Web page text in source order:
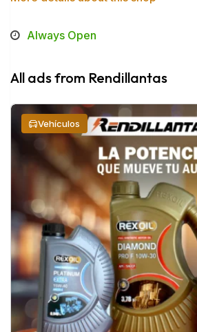
Always Open
All ads from Rendillantas
Vehículos